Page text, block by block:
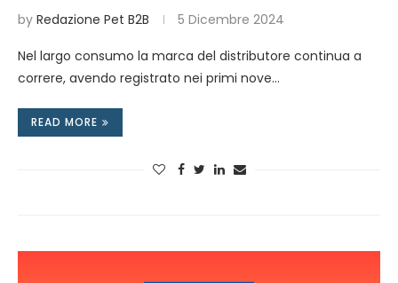
by Redazione Pet B2B 5 Dicembre 2024
Nel largo consumo la marca del distributore continua a
correre, avendo registrato nei primi nove…
READ MORE